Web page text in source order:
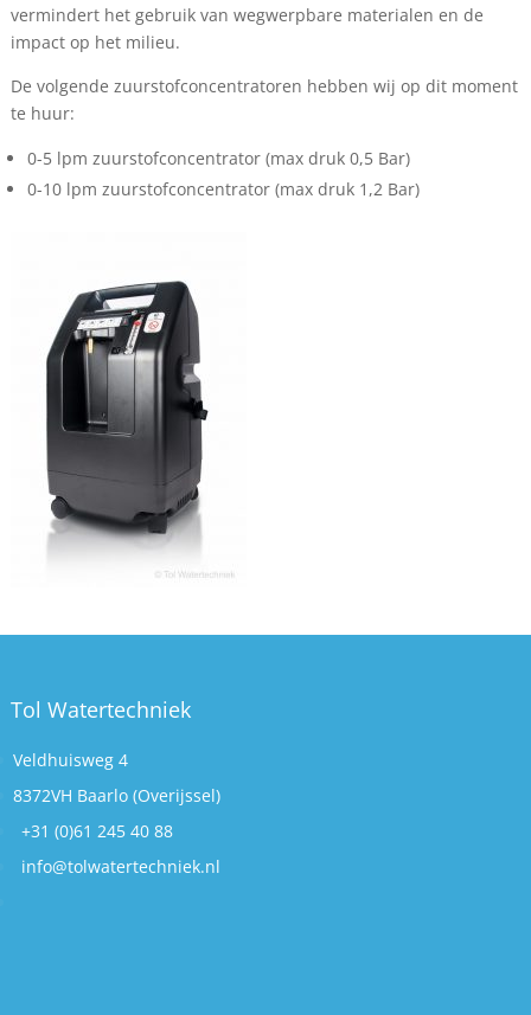
vermindert het gebruik van wegwerpbare materialen en de
impact op het milieu.
De volgende zuurstofconcentratoren hebben wij op dit moment
te huur:
0-5 lpm zuurstofconcentrator (max druk 0,5 Bar)
0-10 lpm zuurstofconcentrator (max druk 1,2 Bar)
Tol Watertechniek
Veldhuisweg 4
8372VH Baarlo (Overijssel)
+31 (0)61 245 40 88
info@tolwatertechniek.nl